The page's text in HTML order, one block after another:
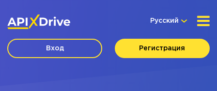
Русский
Вход Регистрация